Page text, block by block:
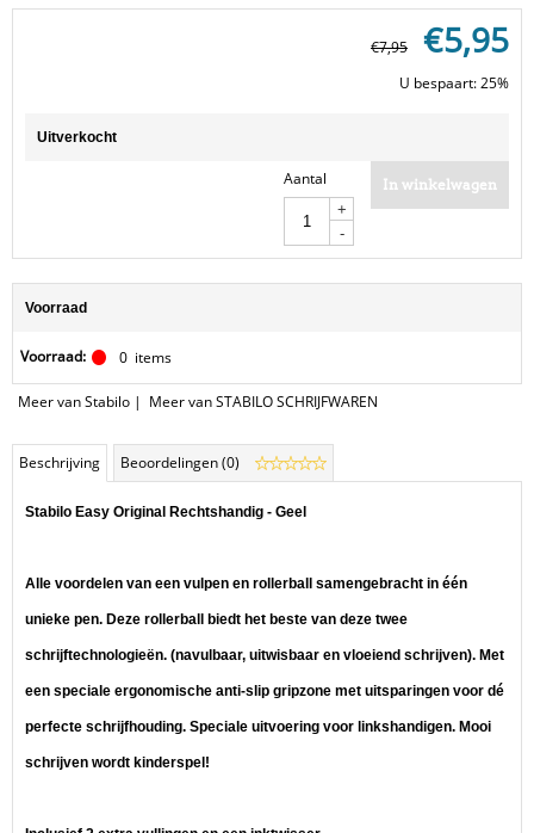
€7,95 €5,95
U bespaart: 25%
Uitverkocht
Aantal
+
-
In winkelwagen
Voorraad
Voorraad: 0 items
Meer van Stabilo | Meer van STABILO SCHRIJFWAREN
Beschrijving Beoordelingen (0)
Stabilo Easy Original Rechtshandig - Geel
Alle voordelen van een vulpen en rollerball samengebracht in één
unieke pen. Deze rollerball biedt het beste van deze twee
schrijftechnologieën. (navulbaar, uitwisbaar en vloeiend schrijven). Met
een speciale ergonomische anti-slip gripzone met uitsparingen voor dé
perfecte schrijfhouding. Speciale uitvoering voor linkshandigen. Mooi
schrijven wordt kinderspel!